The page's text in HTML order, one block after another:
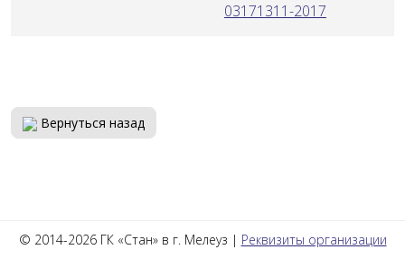
03171311-2017
Вернуться назад
© 2014-2026 ГК «Стан» в г. Мелеуз | Реквизиты организации